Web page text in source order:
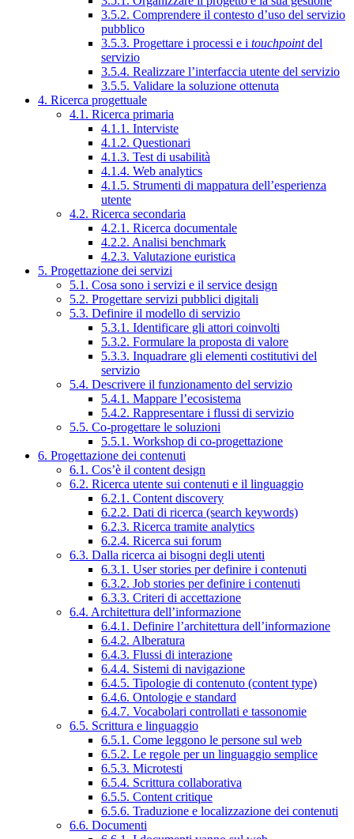
3.5.2. Comprendere il contesto d’uso del servizio
pubblico
3.5.3. Progettare i processi e i touchpointdel
servizio
3.5.4. Realizzare l’interfaccia utente del servizio
3.5.5. Validare la soluzione ottenuta
4. Ricerca progettuale
4.1. Ricerca primaria
4.1.1. Interviste
4.1.2. Questionari
4.1.3. Test di usabilità
4.1.4. Web analytics
4.1.5. Strumenti di mappatura dell’esperienza
utente
4.2. Ricerca secondaria
4.2.1. Ricerca documentale
4.2.2. Analisi benchmark
4.2.3. Valutazione euristica
5. Progettazione dei servizi
5.1. Cosa sono i servizi e il service design
5.2. Progettare servizi pubblici digitali
5.3. Definire il modello di servizio
5.3.1. Identificare gli attori coinvolti
5.3.2. Formulare la proposta di valore
5.3.3. Inquadrare gli elementi costitutivi del
servizio
5.4. Descrivere il funzionamento del servizio
5.4.1. Mappare l’ecosistema
5.4.2. Rappresentare i flussi di servizio
5.5. Co-progettare le soluzioni
5.5.1. Workshop di co-progettazione
6. Progettazione dei contenuti
6.1. Cos’è il content design
6.2. Ricerca utente sui contenuti e il linguaggio
6.2.1. Content discovery
6.2.2. Dati di ricerca (search keywords)
6.2.3. Ricerca tramite analytics
6.2.4. Ricerca sui forum
6.3. Dalla ricerca ai bisogni degli utenti
6.3.1. User stories per definire i contenuti
6.3.2. Job stories per definire i contenuti
6.3.3. Criteri di accettazione
6.4. Architettura dell’informazione
6.4.1. Definire l’architettura dell’informazione
6.4.2. Alberatura
6.4.3. Flussi di interazione
6.4.4. Sistemi di navigazione
6.4.5. Tipologie di contenuto (content type)
6.4.6. Ontologie e standard
6.4.7. Vocabolari controllati e tassonomie
6.5. Scrittura e linguaggio
6.5.1. Come leggono le persone sul web
6.5.2. Le regole per un linguaggio semplice
6.5.3. Microtesti
6.5.4. Scrittura collaborativa
6.5.5. Content critique
6.5.6. Traduzione e localizzazione dei contenuti
6.6. Documenti